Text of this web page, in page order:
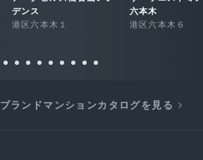
デンス
港区六本木１
六本木
港区六本木６
ブランドマンションカタログを見る